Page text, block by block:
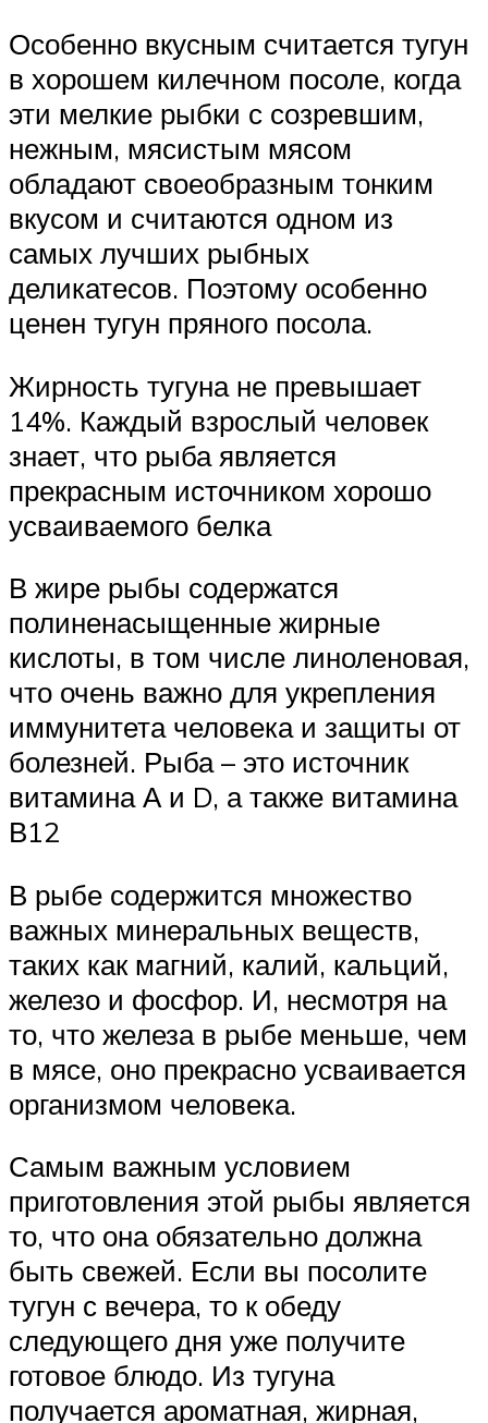
Особенно вкусным считается тугун
в хорошем килечном посоле, когда
эти мелкие рыбки с созревшим,
нежным, мясистым мясом
обладают своеобразным тонким
вкусом и считаются одном из
самых лучших рыбных
деликатесов. Поэтому особенно
ценен тугун пряного посола.
Жирность тугуна не превышает
14%. Каждый взрослый человек
знает, что рыба является
прекрасным источником хорошо
усваиваемого белка
В жире рыбы содержатся
полиненасыщенные жирные
кислоты, в том числе линоленовая,
что очень важно для укрепления
иммунитета человека и защиты от
болезней. Рыба – это источник
витамина А и D, а также витамина
В12
В рыбе содержится множество
важных минеральных веществ,
таких как магний, калий, кальций,
железо и фосфор. И, несмотря на
то, что железа в рыбе меньше, чем
в мясе, оно прекрасно усваивается
организмом человека.
Самым важным условием
приготовления этой рыбы является
то, что она обязательно должна
быть свежей. Если вы посолите
тугун с вечера, то к обеду
следующего дня уже получите
готовое блюдо. Из тугуна
получается ароматная, жирная,